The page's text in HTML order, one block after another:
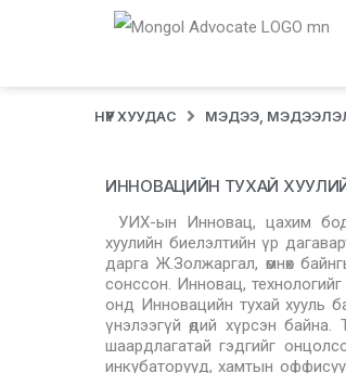
НҮҮР ХУУДАС МЭДЭЭ,
ИННОВАЦИЙН ТУХАЙ
УИХ-ын Инновац, цахим
хуулийн биелэлтийн үр
дарга Ж.Золжаргал, өмнөх
сонссон. Инновац,
онд Инновацийн тухай хууль
үнэлээгүй өдий хүрсэн
шаардлагатай гэдгийг
инкубаторууд, хамтын